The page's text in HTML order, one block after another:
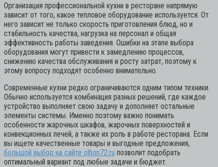
Организация профессиональной кухни в ресторане напрямую
зависит от того, какое тепловое оборудование используется. От
него зависит не только скорость приготовления блюд, но и
стабильность качества, нагрузка на персонал и общая
эффективность работы заведения. Ошибки на этапе выбора
оборудования могут привести к замедлению процессов,
снижению качества обслуживания и росту затрат, поэтому к
этому вопросу подходят особенно внимательно.
Современные кухни редко ограничиваются одним типом техники.
Обычно используется комбинация разных решений, где каждое
устройство выполняет свою задачу и дополняет остальные
элементы системы. Именно поэтому важно понимать
особенности жарочных шкафов, жарочных поверхностей и
конвекционных печей, а также их роль в работе ресторана. Если
вы ищете качественные товары и выгодные предложения,
большой выбор на сайте olhon72.ru позволит подобрать
оптимальный вариант под любые задачи и бюджет.